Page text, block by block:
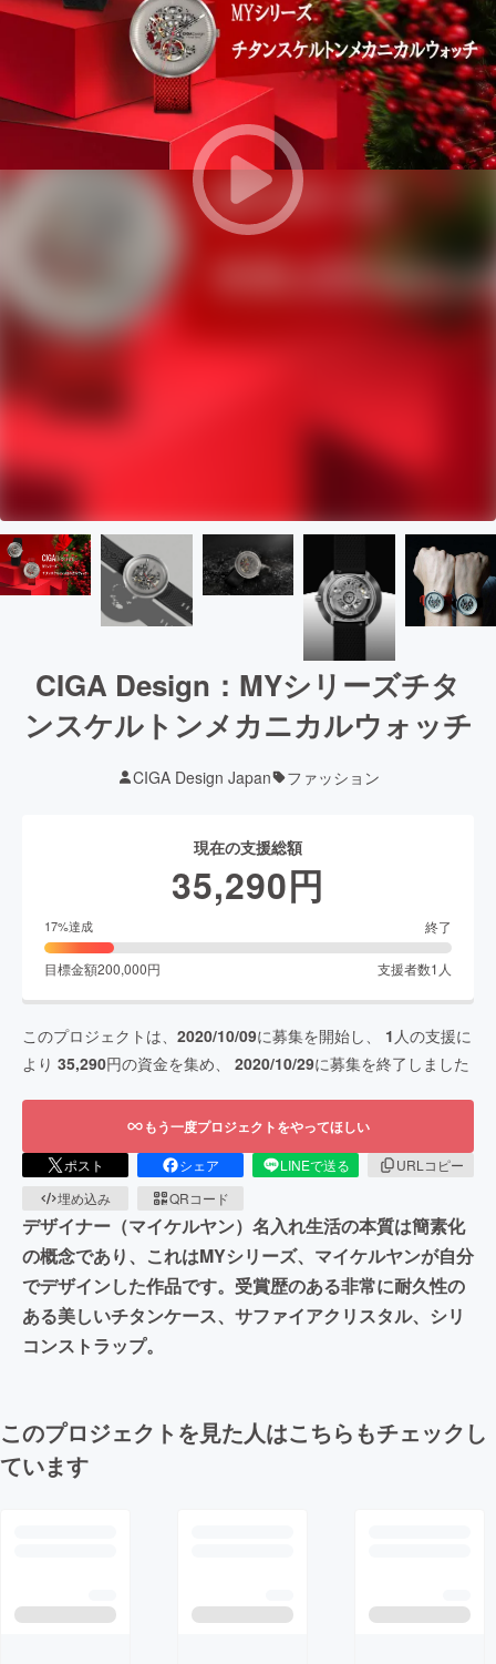
CIGA Design：MYシリーズチタ
ンスケルトンメカニカルウォッチ
CIGA Design Japan ファッション
現在の支援総額
35,290円
17%達成 終了
目標金額200,000円 支援者数1 人
このプロジェクトは、 2020/10/09に募集を開始し、 1 人の支援に
より 35,290円の資金を集め、 2020/10/29に募集を終了しました
もう一度プロジェクトをやってほしい
ポスト シェア LINEで送る
URLコピー
埋め込み
QRコード
デザイナー（マイケルヤン）名入れ生活の本質は簡素化
の概念であり、これはMYシリーズ、マイケルヤンが自分
でデザインした作品です。受賞歴のある非常に耐久性の
ある美しいチタンケース、サファイアクリスタル、シリ
コンストラップ。
このプロジェクトを見た人はこちらもチェックし
ています